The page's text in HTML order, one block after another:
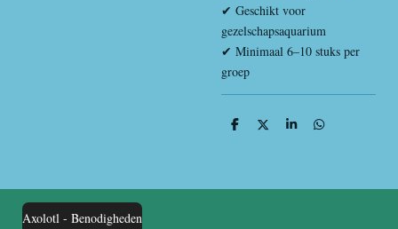
✔ Geschikt voor
gezelschapsaquarium
✔ Minimaal 6–10 stuks per
groep
D
D
S
D
Axolotl - Benodigheden